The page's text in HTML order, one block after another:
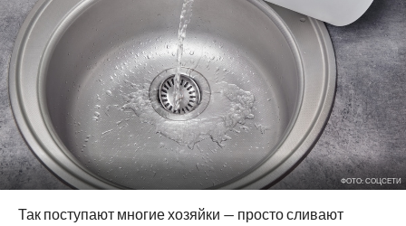
ФОТО: СОЦСЕТИ
Так поступают многие хозяйки — просто сливают